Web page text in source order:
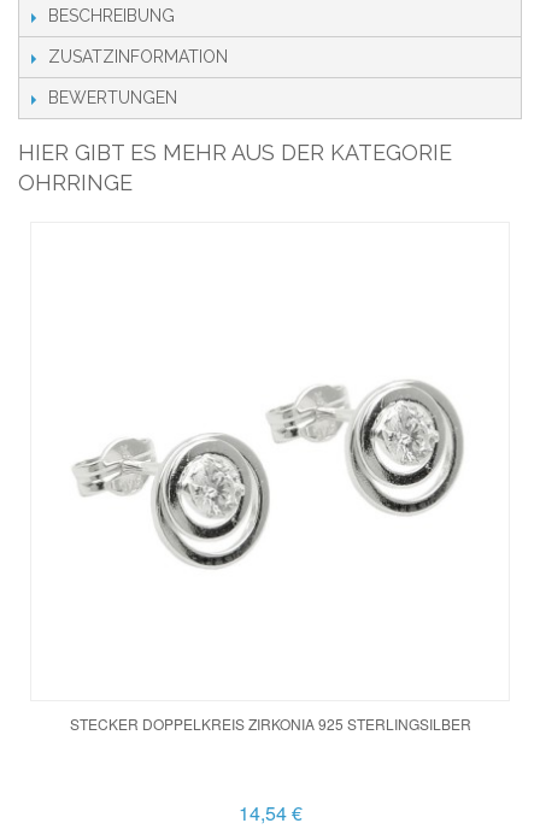
BESCHREIBUNG
ZUSATZINFORMATION
BEWERTUNGEN
HIER GIBT ES MEHR AUS DER KATEGORIE
OHRRINGE
STECKER DOPPELKREIS ZIRKONIA 925 STERLINGSILBER
14,54 €